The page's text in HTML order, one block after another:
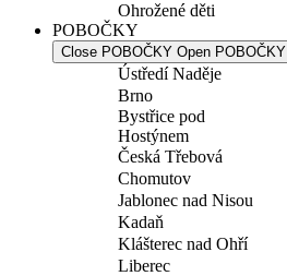
Ohrožené děti
POBOČKY
Close POBOČKY Open POBOČKY
Ústředí Naděje
Brno
Bystřice pod
Hostýnem
Česká Třebová
Chomutov
Jablonec nad Nisou
Kadaň
Klášterec nad Ohří
Liberec